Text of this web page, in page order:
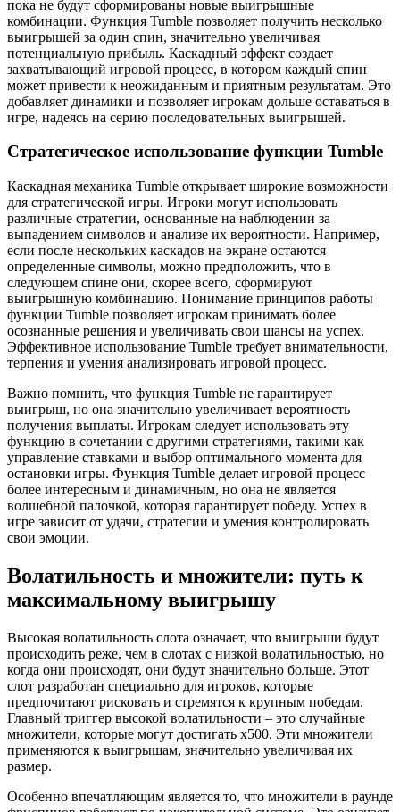
пока не будут сформированы новые выигрышные
комбинации. Функция Tumble позволяет получить несколько
выигрышей за один спин, значительно увеличивая
потенциальную прибыль. Каскадный эффект создает
захватывающий игровой процесс, в котором каждый спин
может привести к неожиданным и приятным результатам. Это
добавляет динамики и позволяет игрокам дольше оставаться в
игре, надеясь на серию последовательных выигрышей.
Стратегическое использование функции Tumble
Каскадная механика Tumble открывает широкие возможности
для стратегической игры. Игроки могут использовать
различные стратегии, основанные на наблюдении за
выпадением символов и анализе их вероятности. Например,
если после нескольких каскадов на экране остаются
определенные символы, можно предположить, что в
следующем спинe они, скорее всего, сформируют
выигрышную комбинацию. Понимание принципов работы
функции Tumble позволяет игрокам принимать более
осознанные решения и увеличивать свои шансы на успех.
Эффективное использование Tumble требует внимательности,
терпения и умения анализировать игровой процесс.
Важно помнить, что функция Tumble не гарантирует
выигрыш, но она значительно увеличивает вероятность
получения выплаты. Игрокам следует использовать эту
функцию в сочетании с другими стратегиями, такими как
управление ставками и выбор оптимального момента для
остановки игры. Функция Tumble делает игровой процесс
более интересным и динамичным, но она не является
волшебной палочкой, которая гарантирует победу. Успех в
игре зависит от удачи, стратегии и умения контролировать
свои эмоции.
Волатильность и множители: путь к
максимальному выигрышу
Высокая волатильность слота означает, что выигрыши будут
происходить реже, чем в слотах с низкой волатильностью, но
когда они происходят, они будут значительно больше. Этот
слот разработан специально для игроков, которые
предпочитают рисковать и стремятся к крупным победам.
Главный триггер высокой волатильности – это случайные
множители, которые могут достигать x500. Эти множители
применяются к выигрышам, значительно увеличивая их
размер.
Особенно впечатляющим является то, что множители в раунде